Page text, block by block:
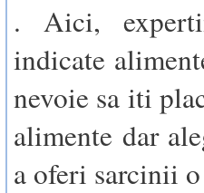
. Aici,
indicate
nevoie sa iti
alimente dar
a oferi sarcinii